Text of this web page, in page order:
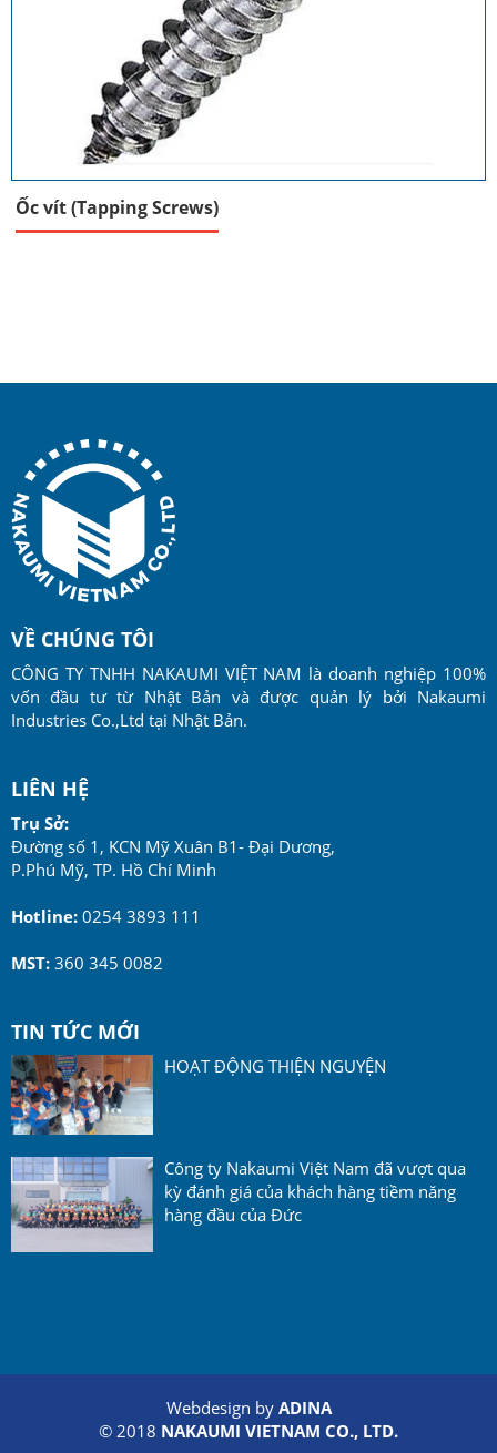
Ốc vít (Tapping Screws)
VỀ CHÚNG TÔI
CÔNG TY TNHH NAKAUMI VIỆT NAM là doanh nghiệp 100%
vốn đầu tư từ Nhật Bản và được quản lý bởi Nakaumi
Industries Co.,Ltd tại Nhật Bản.
LIÊN HỆ
Trụ Sở:
Đường số 1, KCN Mỹ Xuân B1- Đại Dương,
P.Phú Mỹ, TP. Hồ Chí Minh
Hotline: 0254 3893 111
MST: 360 345 0082
TIN TỨC MỚI
HOẠT ĐỘNG THIỆN NGUYỆN
Công ty Nakaumi Việt Nam đã vượt qua
kỳ đánh giá của khách hàng tiềm năng
hàng đầu của Đức
Webdesign by ADINA
© 2018 NAKAUMI VIETNAM CO., LTD.